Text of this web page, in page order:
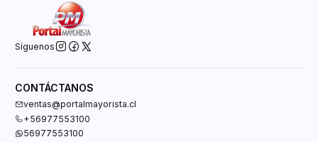
Síguenos
CONTÁCTANOS
ventas@portalmayorista.cl
+56977553100
56977553100